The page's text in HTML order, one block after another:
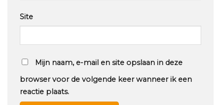
Site
Mijn naam, e-mail en site opslaan in deze
browser voor de volgende keer wanneer ik een
reactie plaats.